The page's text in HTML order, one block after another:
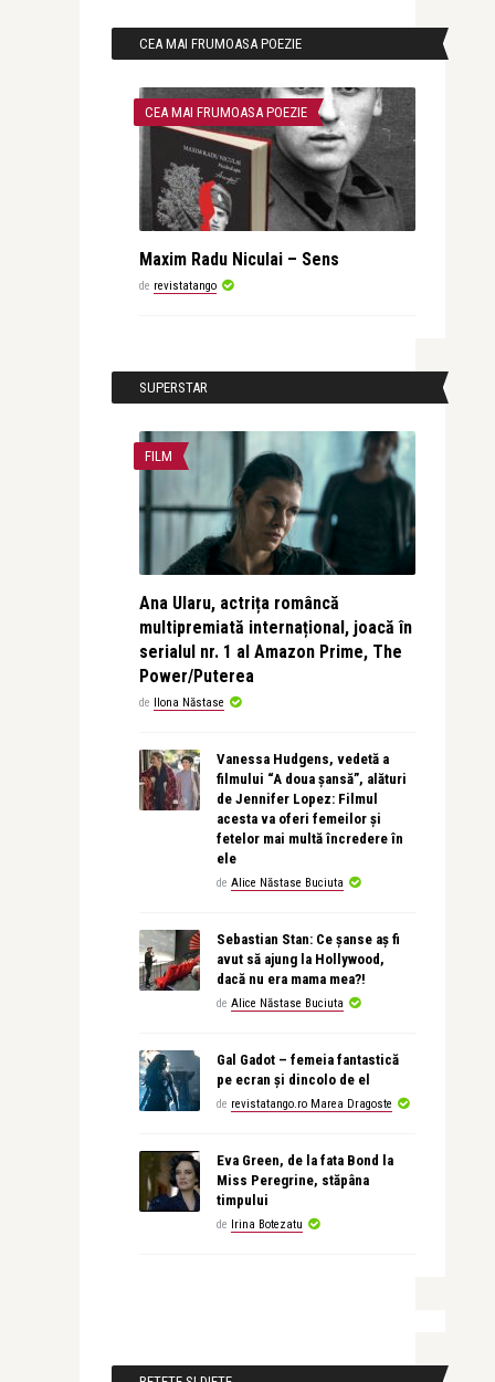
CEA MAI FRUMOASA POEZIE
CEA MAI FRUMOASA POEZIE
Maxim Radu Niculai – Sens
de revistatango
SUPERSTAR
FILM
Ana Ularu, actrița româncă
multipremiată internațional, joacă în
serialul nr. 1 al Amazon Prime, The
Power/Puterea
de Ilona Năstase
Vanessa Hudgens, vedetă a
filmului “A doua șansă”, alături
de Jennifer Lopez: Filmul
acesta va oferi femeilor și
fetelor mai multă încredere în
ele
de Alice Năstase Buciuta
Sebastian Stan: Ce șanse aș fi
avut să ajung la Hollywood,
dacă nu era mama mea?!
de Alice Năstase Buciuta
Gal Gadot – femeia fantastică
pe ecran și dincolo de el
de revistatango.ro Marea Dragoste
Eva Green, de la fata Bond la
Miss Peregrine, stăpâna
timpului
de Irina Botezatu